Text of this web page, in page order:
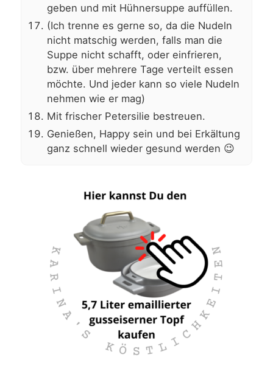
geben und mit Hühnersuppe auffüllen.
(Ich trenne es gerne so, da die Nudeln
nicht matschig werden, falls man die
Suppe nicht schafft, oder einfrieren,
bzw. über mehrere Tage verteilt essen
möchte. Und jeder kann so viele Nudeln
nehmen wie er mag)
Mit frischer Petersilie bestreuen.
Genießen, Happy sein und bei Erkältung
ganz schnell wieder gesund werden 😉